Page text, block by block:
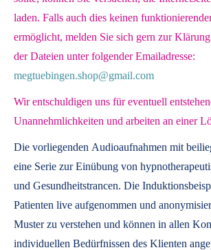
laden. Falls auch dies keinen
ermöglicht, melden Sie sich gern zur
der Dateien unter folgender Emailadresse:
megtuebingen.shop@gmail.com
Wir entschuldigen uns für eventuell
Unannehmlichkeiten und arbeiten an einer
Die vorliegenden Audioaufnahmen mit
eine Serie zur Einübung von
und Gesundheitstrancen. Die
Patienten live aufgenommen und
Muster zu verstehen und können in allen
individuellen Bedürfnissen des Klienten